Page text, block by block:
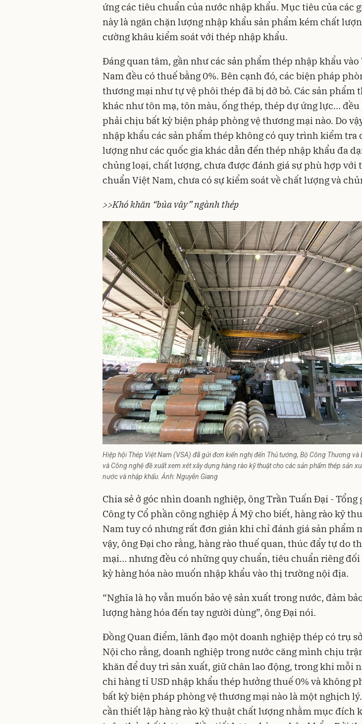
ứng các tiêu chuẩn của nước nhập khẩu. Mục tiêu của các
này là ngăn chặn lượng nhập khẩu sản phẩm kém chất
cường khâu kiểm soát với thép nhập khẩu.
Đáng quan tâm, gần như các sản phẩm thép nhập khẩu vào
Nam đều có thuế bằng 0%. Bên cạnh đó, các biện pháp
thương mại như tự vệ phôi thép đã bị dỡ bỏ. Các sản phẩm
khác như tôn mạ, tôn màu, ống thép, thép dự ứng lực…
phải chịu bất kỳ biện pháp phòng vệ thương mại nào. Do
nhập khẩu các sản phẩm thép không có quy trình kiểm tra
lượng như các quốc gia khác dẫn đến thép nhập khẩu đa
chủng loại, chất lượng, chưa được đánh giá sự phù hợp với
chuẩn Việt Nam, chưa có sự kiểm soát về chất lượng và
>>Khó khăn “bủa vây” ngành thép
Hiệp hội Thép Việt Nam (VSA) đã gửi đơn kiến nghị đến Thủ tướng, Bộ Công Thương và
và Công nghệ đề xuất xem xét xây dựng hàng rào kỹ thuật cho các sản phẩm thép sản
nước và nhập khẩu. Ảnh: Nguyễn Giang
Chia sẻ ở góc nhìn doanh nghiệp, ông Trần Tuấn Đại - Tổng
Công ty Cổ phần công nghiệp Á Mỹ cho biết, hàng rào kỹ
Nam tuy có nhưng rất đơn giản khi chỉ đánh giá sản phẩm
vậy, ông Đại cho rằng, hàng rào thuế quan, thúc đẩy tự do
mại… nhưng đều có những quy chuẩn, tiêu chuẩn riêng đối
kỳ hàng hóa nào muốn nhập khẩu vào thị trường nội địa.
“Nghĩa là họ vẫn muốn bảo vệ sản xuất trong nước, đảm
lượng hàng hóa đến tay người dùng”, ông Đại nói.
Đồng Quan điểm, lãnh đạo một doanh nghiệp thép có trụ
Nội cho rằng, doanh nghiệp trong nước căng mình chịu
khăn để duy trì sản xuất, giữ chân lao động, trong khi mỗi
chi hàng tỉ USD nhập khẩu thép hưởng thuế 0% và không
bất kỳ biện pháp phòng vệ thương mại nào là một nghịch lý.
cần thiết lập hàng rào kỹ thuật chất lượng nhằm mục đích